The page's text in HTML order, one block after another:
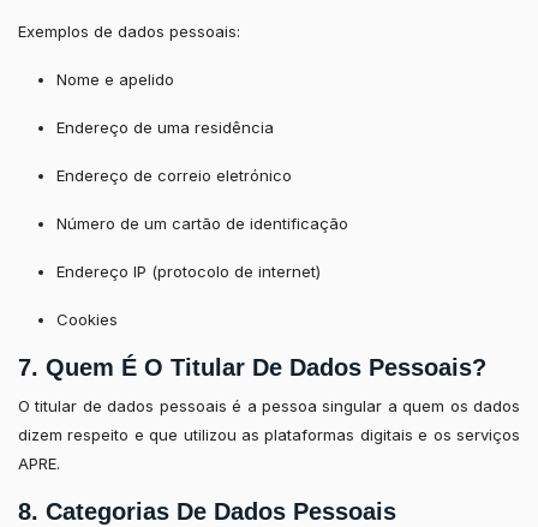
Exemplos de dados pessoais:
Nome e apelido
Endereço de uma residência
Endereço de correio eletrónico
Número de um cartão de identificação
Endereço IP (protocolo de internet)
Cookies
7. Quem É O Titular De Dados Pessoais?
O titular de dados pessoais é a pessoa singular a quem os dados
dizem respeito e que utilizou as plataformas digitais e os serviços
APRE.
8. Categorias De Dados Pessoais